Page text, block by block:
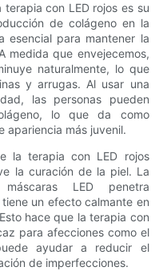
con LED rojos es su
de colágeno en la
esencial para mantener la
medida que envejecemos,
naturalmente, lo que
y arrugas. Al usar una
las personas pueden
lo que da como
apariencia más juvenil.
la terapia con LED rojos
la curación de la piel. La
LED penetra
un efecto calmante en
hace que la terapia con
para afecciones como el
ayudar a reducir el
de imperfecciones.